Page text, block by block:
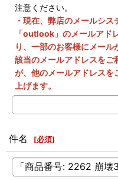
注意ください。
・現在、弊店のメールシ
「outlook」のメールアド
り、一部のお客様にメール
該当のメールアドレスをご
が、他のメールアドレスを
上げます。
件名 [必須]